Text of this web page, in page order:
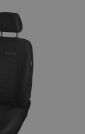
desideri